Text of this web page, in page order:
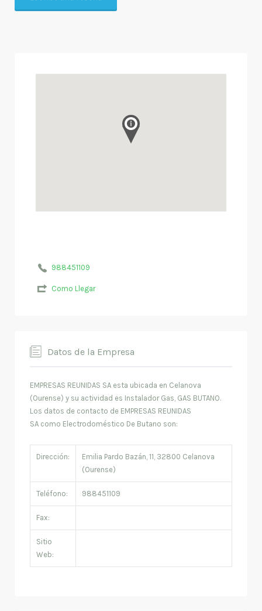
988451109
Como Llegar
Datos de la Empresa
EMPRESAS REUNIDAS SA esta ubicada en Celanova
(Ourense) y su actividad es Instalador Gas, GAS BUTANO.
Los datos de contacto de EMPRESAS REUNIDAS
SA como Electrodoméstico De Butano son:
Dirección:
Emilia Pardo Bazán, 11, 32800 Celanova
(Ourense)
Teléfono: 988451109
Fax:
Sitio
Web: